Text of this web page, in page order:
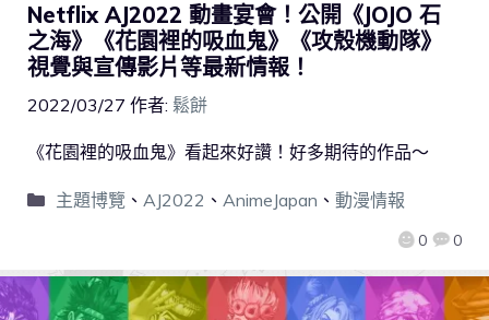
Netflix AJ2022 動畫宴會！公開《JOJO 石
之海》《花園裡的吸血鬼》《攻殼機動隊》
視覺與宣傳影片等最新情報！
2022/03/27 作者: 鬆餅
0 0
《花園裡的吸血鬼》看起來好讚！好多期待的作品～
主題博覽 、 AJ2022 、 AnimeJapan 、 動漫情報